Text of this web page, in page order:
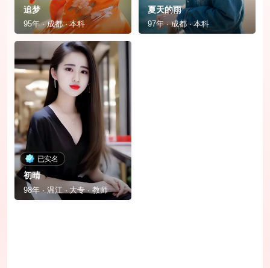
追梦
95年 · 成都 · 本科
夏天的雨
97年 · 成都 · 本科
已实名
初晴
98年 · 温江 · 大专 · 教师